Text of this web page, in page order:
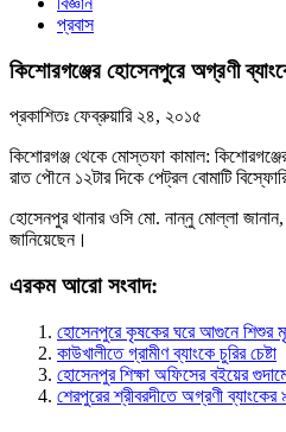
প্রবাস
কিশোরগঞ্জের হোসেনপুরে অগ্রণী
প্রকাশিতঃ ফেব্রুয়ারি ২৪, ২০১৫
কিশোরগঞ্জ থেকে মোস্তফা কামাল:
রাত পৌনে ১২টার দিকে পেট্রল বোমাটি
হোসেনপুর থানার ওসি মো. নান্নু মোল্লা
জানিয়েছেন।
এরকম আরো সংবাদ:
হোসেনপুরে কৃষকের ঘরে আগুনে শিশুর
কাউখালীতে গ্রামীণ ব্যাংকে চুরির চেষ্টা
হোসেনপুর শিক্ষা অফিসের বইয়ের
শেরপুরের শ্রীবরদীতে অগ্রণী